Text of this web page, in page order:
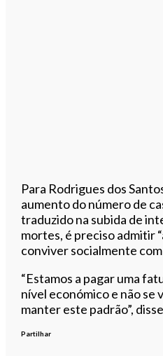
Para Rodrigues dos
aumento do número de
traduzido na subida de
mortes, é preciso admitir
conviver socialmente com
“Estamos a pagar uma
nível económico e não se
manter este padrão”,
Partilhar